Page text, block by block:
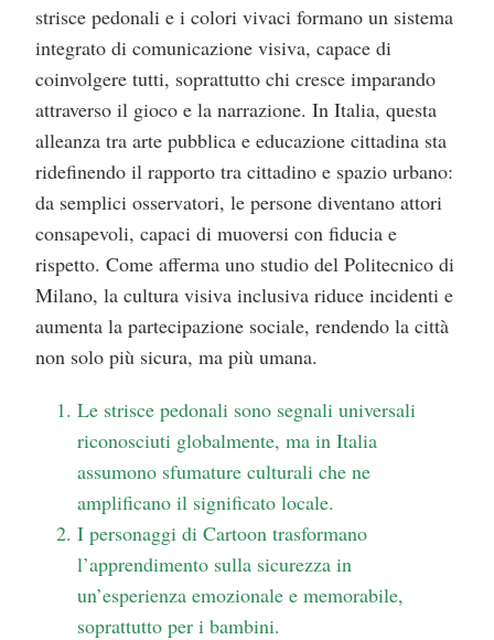
strisce pedonali e i colori vivaci formano un sistema
integrato di comunicazione visiva, capace di
coinvolgere tutti, soprattutto chi cresce imparando
attraverso il gioco e la narrazione. In Italia, questa
alleanza tra arte pubblica e educazione cittadina sta
ridefinendo il rapporto tra cittadino e spazio urbano:
da semplici osservatori, le persone diventano attori
consapevoli, capaci di muoversi con fiducia e
rispetto. Come afferma uno studio del Politecnico di
Milano, la cultura visiva inclusiva riduce incidenti e
aumenta la partecipazione sociale, rendendo la città
non solo più sicura, ma più umana.
Le strisce pedonali sono segnali universali
riconosciuti globalmente, ma in Italia
assumono sfumature culturali che ne
amplificano il significato locale.
I personaggi di Cartoon trasformano
l’apprendimento sulla sicurezza in
un’esperienza emozionale e memorabile,
soprattutto per i bambini.